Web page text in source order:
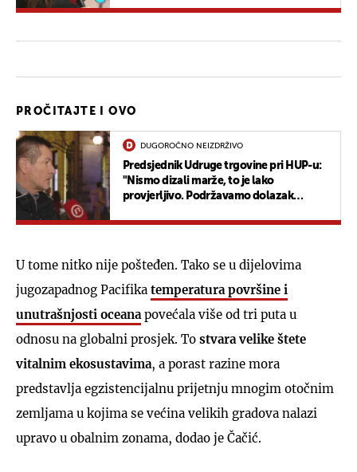
PROČITAJTE I OVO
DUGOROČNO NEIZDRŽIVO
Predsjednik Udruge trgovine pri HUP-u:
"Nismo dizali marže, to je lako
provjerljivo. Podržavamo dolazak
je lovio u mutnom"
U tome nitko nije pošteđen. Tako se u dijelovima
jugozapadnog Pacifika temperatura površine i
unutrašnjosti oceanapovećala više od tri puta u
odnosu na globalni prosjek. To stvara velike štete
vitalnim ekosustavima, a porast razine mora
predstavlja egzistencijalnu prijetnju mnogim otočnim
zemljama u kojima se većina velikih gradova nalazi
upravo u obalnim zonama, dodao je Čačić.